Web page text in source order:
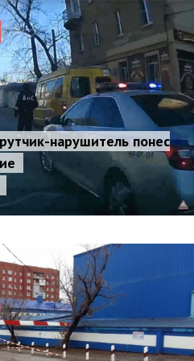
нарушитель понес